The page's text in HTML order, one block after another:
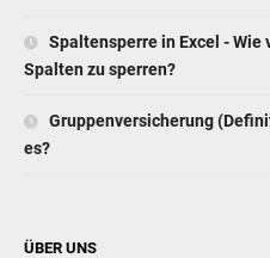
Spaltensperre in Excel - Wie
Spalten zu sperren?
Gruppenversicherung
es?
ÜBER UNS